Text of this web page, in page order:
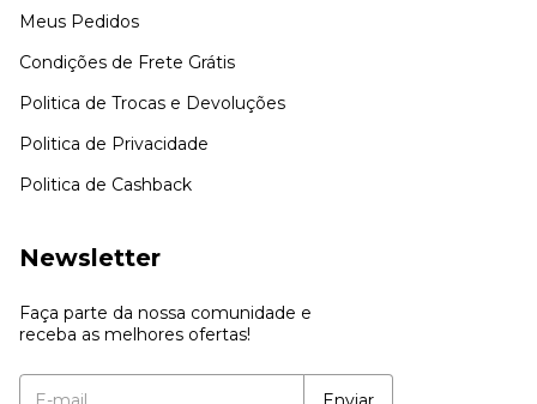
Meus Pedidos
Condições de Frete Grátis
Politica de Trocas e Devoluções
Politica de Privacidade
Politica de Cashback
Newsletter
Faça parte da nossa comunidade e
receba as melhores ofertas!